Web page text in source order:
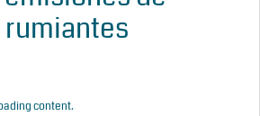
content.